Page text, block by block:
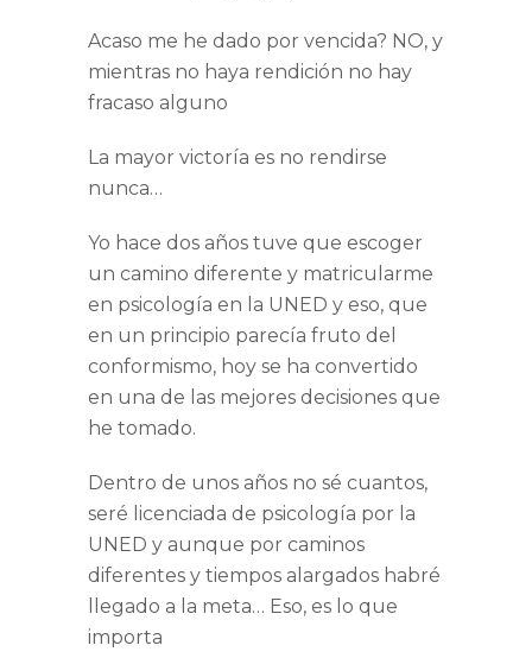
Acaso me he dado por vencida? NO, y
mientras no haya rendición no hay
fracaso alguno
La mayor victoría es no rendirse
nunca…
Yo hace dos años tuve que escoger
un camino diferente y matricularme
en psicología en la UNED y eso, que
en un principio parecía fruto del
conformismo, hoy se ha convertido
en una de las mejores decisiones que
he tomado.
Dentro de unos años no sé cuantos,
seré licenciada de psicología por la
UNED y aunque por caminos
diferentes y tiempos alargados habré
llegado a la meta… Eso, es lo que
importa